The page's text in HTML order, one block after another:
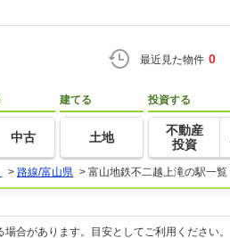
最近見た物件 0
中古
建てる
土地
投資する
不動産
投資
> 路線/富山県 > 富山地鉄不二越上滝の駅一覧
合があります。目安としてご利用ください。